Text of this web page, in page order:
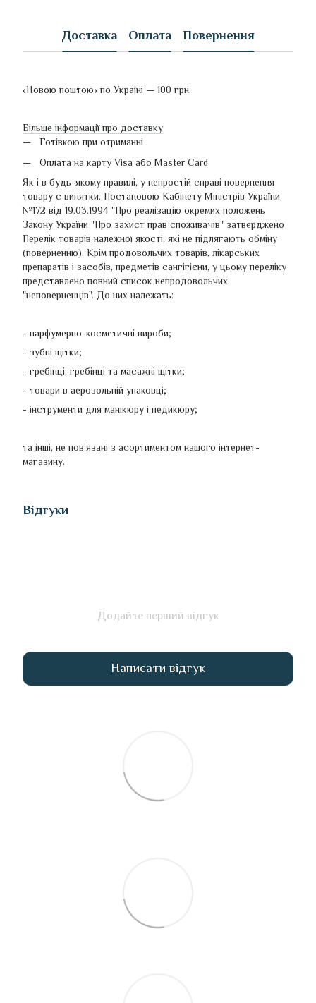
Доставка Оплата Повернення
«Новою поштою» по Україні — 100 грн.
Більше інформації про доставку
Готівкою при отриманні
Оплата на карту Visa або Master Card
Як і в будь-якому правилі, у непростій справі повернення
товару є винятки. Постановою Кабінету Міністрів України
№172 від 19.03.1994 "Про реалізацію окремих положень
Закону України "Про захист прав споживачів" затверджено
Перелік товарів належної якості, які не підлягають обміну
(поверненню). Крім продовольчих товарів, лікарських
препаратів і засобів, предметів сангігієни, у цьому переліку
представлено повний список непродовольчих
"неповерненців". До них належать:
- парфумерно-косметичні вироби;
- зубні щітки;
- гребінці, гребінці та масажні щітки;
- товари в аерозольній упаковці;
- інструменти для манікюру і педикюру;
та інші, не пов'язані з асортиментом нашого інтернет-
магазину.
Відгуки
Додайте перший відгук
Написати відгук